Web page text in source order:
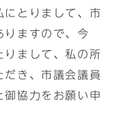
にとりまして、市
りますので、今
りまして、私の所
き、市議会議員
御協力をお願い申